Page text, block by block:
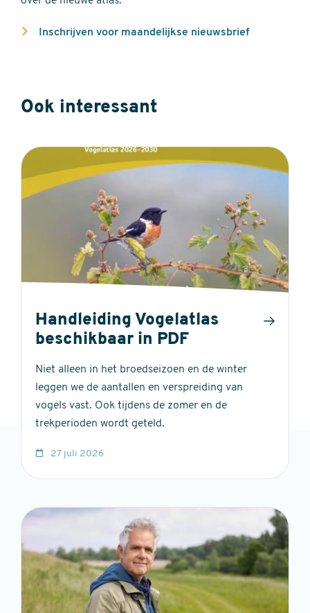
Inschrijven voor maandelijkse nieuwsbrief
Ook interessant
Handleiding Vogelatlas
beschikbaar in PDF
Niet alleen in het broedseizoen en de winter
leggen we de aantallen en verspreiding van
vogels vast. Ook tijdens de zomer en de
trekperioden wordt geteld.
27 juli 2026